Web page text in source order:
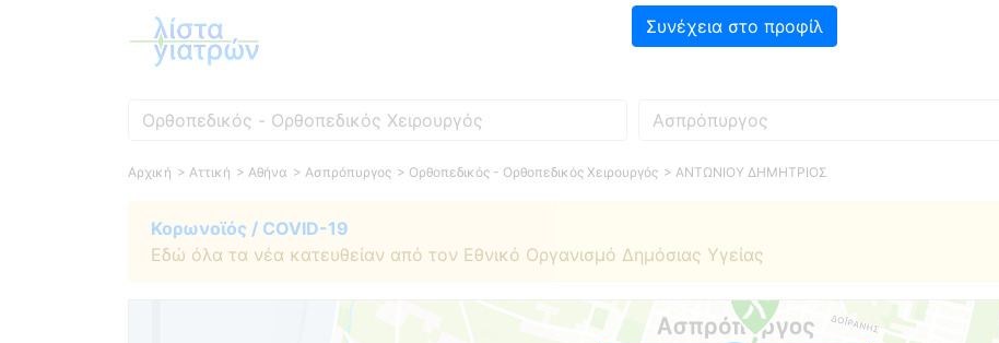
Συνέχεια στο προφίλ
Ειδικότητα Πού
Αρχική > Αττική > Αθήνα > Ασπρόπυργος > Ορθοπεδικός - Ορθοπεδικός Χειρουργός > ΑΝΤΩΝΙΟΥ ΔΗΜΗΤΡΙΟΣ
Κορωνοϊός / COVID-19
Εδώ όλα τα νέα κατευθείαν από τον Εθνικό Οργανισμό Δημόσιας Υγείας